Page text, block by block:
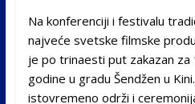
Na konferenciji i festivalu
najveće svetske filmske
je po trinaesti put zakazan za
godine u gradu Šendžen u
istovremeno održi i